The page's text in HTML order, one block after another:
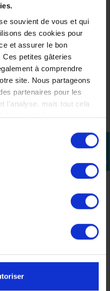
souvient de vous et qui
des cookies pour
et assurer le bon
Ces petites gâteries
à comprendre
site. Nous partageons
partenaires pour les
l'analyse, mais tout cela
géniale !
perm_identity
connecter
Suivant